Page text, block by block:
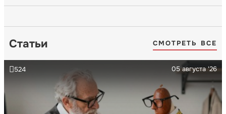
Статьи СМОТРЕТЬ ВСЕ
05 августа '26
524